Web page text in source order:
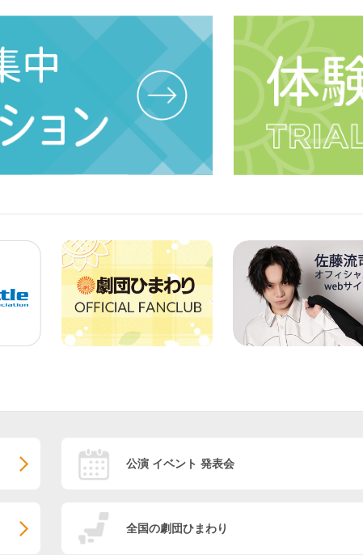
公演 イベント 発表会
全国の劇団ひまわり